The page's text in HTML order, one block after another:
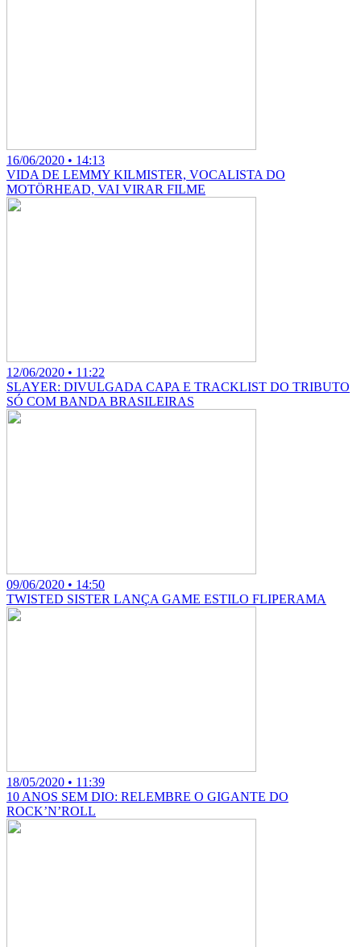
16/06/2020 • 14:13
VIDA DE LEMMY KILMISTER, VOCALISTA DO
MOTÖRHEAD, VAI VIRAR FILME
12/06/2020 • 11:22
SLAYER: DIVULGADA CAPA E TRACKLIST DO TRIBUTO
SÓ COM BANDA BRASILEIRAS
09/06/2020 • 14:50
TWISTED SISTER LANÇA GAME ESTILO FLIPERAMA
18/05/2020 • 11:39
10 ANOS SEM DIO: RELEMBRE O GIGANTE DO
ROCK’N’ROLL